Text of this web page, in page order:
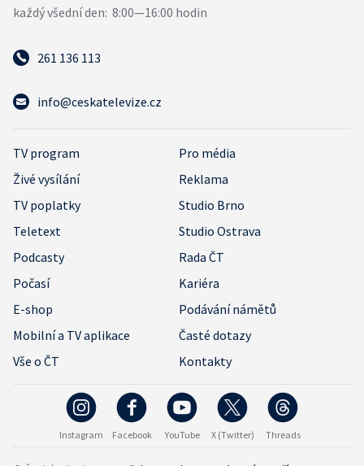
261 136 113
info@ceskatelevize.cz
TV program
Pro média
Živé vysílání
Reklama
TV poplatky
Studio Brno
Teletext
Studio Ostrava
Podcasty
Rada ČT
Počasí
Kariéra
E-shop
Podávání námětů
Mobilní a TV aplikace
Časté dotazy
Vše o ČT
Kontakty
Instagram Facebook YouTube X (Twitter) Threads